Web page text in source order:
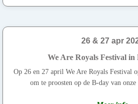
26 & 27 apr
We Are Royals Festival in
Op 26 en 27 april We Are Royals Festival
om te proosten op de B-day van